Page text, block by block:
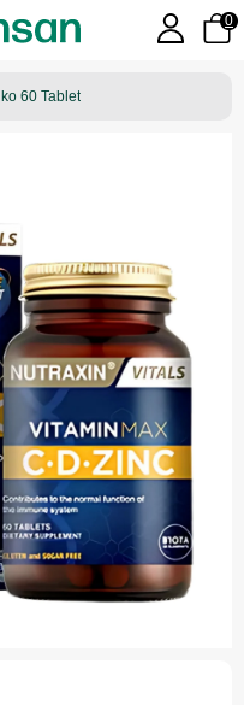
0
60 Tablet